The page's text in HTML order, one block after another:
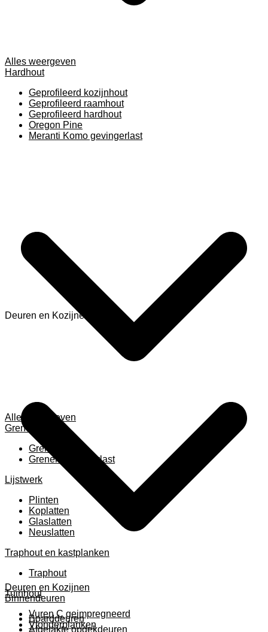
Alles weergeven
Hardhout
Geprofileerd kozijnhout
Geprofileerd raamhout
Geprofileerd hardhout
Oregon Pine
Meranti Komo gevingerlast
Alles weergeven
Grenen
Grenen B ruw
Grenen gevingerlast
Lijstwerk
Plinten
Koplatten
Glaslatten
Neuslatten
Traphout en kastplanken
Traphout
Tuinhout
Vuren C geimpregneerd
Vlonderplanken
Deuren en Kozijnen
Deuren en Kozijnen
Binnendeuren
Boarddeuren
Afgelakte opdekdeuren